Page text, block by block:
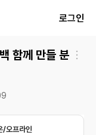
로그인
함께 만들 분
/오프라인